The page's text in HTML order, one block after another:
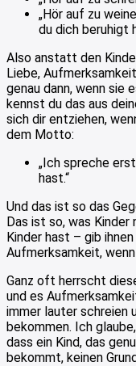
„Hör auf zu
du dich beruhigt
Also anstatt den
Liebe,
genau dann, wenn sie
kennst du das aus
sich dir entziehen,
dem Motto:
„Ich spreche
hast.“
Und das ist so das
Das ist so, was
Kinder hast – gib
Aufmerksamkeit,
Ganz oft herrscht
und es
immer lauter schreien
bekommen. Ich
dass ein Kind, das
bekommt, keinen